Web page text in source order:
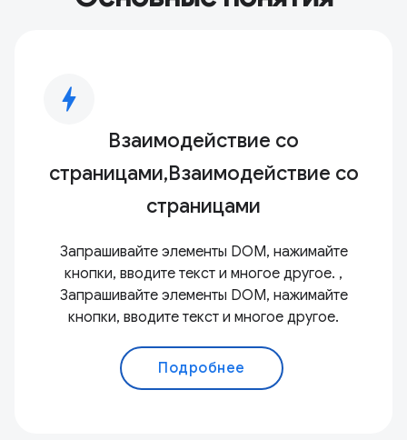
bolt
Взаимодействие со
страницами,Взаимодействие со
страницами
Запрашивайте элементы DOM, нажимайте
кнопки, вводите текст и многое другое. ,
Запрашивайте элементы DOM, нажимайте
кнопки, вводите текст и многое другое.
Подробнее